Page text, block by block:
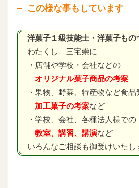
この様な事もしています
洋菓子１級技能士・洋菓子もの
わたくし 三宅崇に
・店舗や学校・会社などの
オリジナル菓子商品の考案
・果物、野菜、特産物など食品
加工菓子の考案など
・学校、会社、各種法人様での
教室、講習、講演など
いろんなご相談も御受けいたし